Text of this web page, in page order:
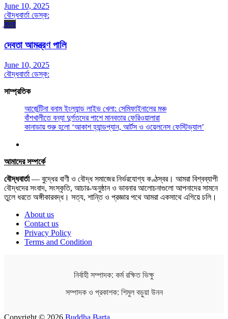
June 10, 2025
বৌদ্ধবার্তা ডেস্ক:
বন্দনা
দেবতা আমন্ত্রণ পালি
June 10, 2025
বৌদ্ধবার্তা ডেস্ক:
সাম্প্রতিক
আর্জেন্টিনা বনাম ইংল্যান্ড লাইভ খেলা: সেমিফাইনালের মঞ্চ
বাঁশখালীতে বন্যা দুর্গতদের পাশে মানবতার ফেরিওয়ালারা
কানাডায় শুরু হলো ‘আকাশ হ্যান্ডপ্যান, আর্টস ও ওয়েলনেস ফেস্টিভ্যাল’
আমাদের সম্পর্কে
বৌদ্ধবার্তা— বুদ্ধের বাণী ও বৌদ্ধ সমাজের নির্ভরযোগ্য কণ্ঠস্বর। আমরা বিশ্বব্যাপী
বৌদ্ধদের সংবাদ, সংস্কৃতি, আচার-অনুষ্ঠান ও ভাবনার আলোচনাগুলো আপনাদের সামনে
তুলে ধরতে অঙ্গীকারবদ্ধ। সত্য, শান্তি ও প্রজ্ঞার পথে আমরা একসাথে এগিয়ে চলি।
About us
Contact us
Privacy Policy
Terms and Condition
নির্বাহী সম্পাদক: কর্ম রক্ষিত ভিক্ষু
সম্পাদক ও প্রকাশক: শিমুল বড়ুয়া উনন
Copyright © 2026 Buddha Barta